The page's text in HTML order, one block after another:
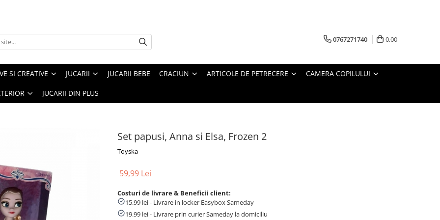
0767271740 0,00
SI CREATIVE JUCARII JUCARII BEBE CRACIUN ARTICOLE DE PETRECERE CAMERA COPILULUI
JUCARII DIN PLUS
Set papusi, Anna si Elsa, Frozen 2
Toyska
59,99 Lei
Costuri de livrare & Beneficii client:
15.99 lei - Livrare in locker Easybox Sameday
19.99 lei - Livrare prin curier Sameday la domiciliu